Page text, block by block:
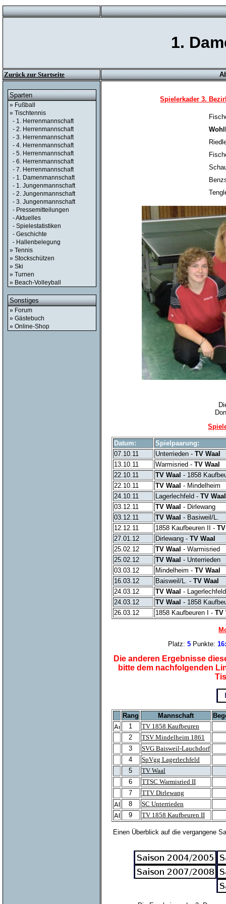
1.
Zurück zur Startseite
Sparten
» Fußball
» Tischtennis
- 1. Herrenmannschaft
- 2. Herrenmannschaft
- 3. Herrenmannschaft
- 4. Herrenmannschaft
- 5. Herrenmannschaft
- 6. Herrenmannschaft
- 7. Herrenmannschaft
- 1. Damenmannschaft
- 1. Jungenmannschaft
- 2. Jungenmannschaft
- 3. Jungenmannschaft
- Pressemitteilungen
- Aktuelles
- Spielestatistiken
- Geschichte
- Hallenbelegung
» Tennis
» Stockschützen
» Ski
» Turnen
» Beach-Volleyball
Sonstiges
» Forum
» Gästebuch
» Online-Shop
Spielerkader 3.
Datum:
Spielpaarung:
07.10.11
Unterrieden - TV Waal
13.10.11
Warmisried - TV Waal
22.10.11
TV Waal - 1858
22.10.11
TV Waal - Mindelheim
24.10.11
Lagerlechfeld - TV Waal
03.12.11
TV Waal - Dirlewang
03.12.11
TV Waal - Basiweil/L.
12.12.11
1858 Kaufbeuren II -
27.01.12
Dirlewang - TV Waal
25.02.12
TV Waal - Warmisried
25.02.12
TV Waal - Unterrieden
03.03.12
Mindelheim - TV Waal
16.03.12
Baisweil/L. - TV Waal
24.03.12
TV Waal - Lagerlechfeld
24.03.12
TV Waal - 1858
26.03.12
1858 Kaufbeuren I - TV
Platz:5 Punkte:
Die anderen Ergebnisse
bitte dem nachfolgenden
Rang Mannschaft
1
TV 1858 Kaufbeuren
2
TSV Mindelheim 1861
3
SVG Baisweil-Lauchdorf
4
SpVgg Lagerlechfeld
5
TV Waal
6
TTSC Warmisried II
7
TTV Dirlewang
8
SC Unterrieden
9
TV 1858 Kaufbeuren II
Einen Überblick auf die vergangene